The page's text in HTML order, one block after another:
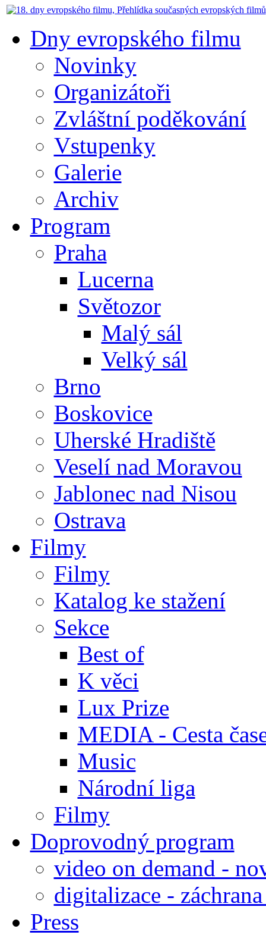
Dny evropského filmu
Novinky
Organizátoři
Zvláštní poděkování
Vstupenky
Galerie
Archiv
Program
Praha
Lucerna
Světozor
Malý sál
Velký sál
Brno
Boskovice
Uherské Hradiště
Veselí nad Moravou
Jablonec nad Nisou
Ostrava
Filmy
Filmy
Katalog ke stažení
Sekce
Best of
K věci
Lux Prize
MEDIA - Cesta
Music
Národní liga
Filmy
Doprovodný program
video on demand -
digitalizace -
Press